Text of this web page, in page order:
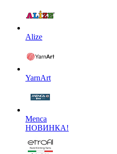
Alize
YarnArt
Menca
НОВИНКА!